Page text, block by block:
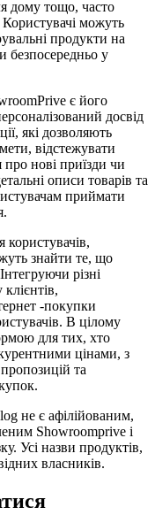
дому тощо, часто
можуть
продукти на
безпосередньо у
є його
досвід
які дозволяють
відстежувати
нові приїзди чи
описи товарів та
приймати
знайти те, що
різні
-покупки
В цілому
для тих, хто
цінами, з
та
не є афілійованим,
Showroomprive і
Усі назви продуктів,
власників.